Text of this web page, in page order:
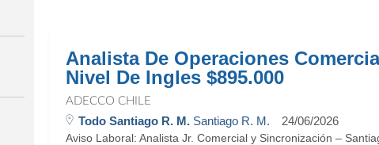
Analista De Operaciones
Nivel De Ingles $895.000
ADECCO CHILE
Todo Santiago R. M.Santiago R. M. 24/06/2026
Aviso Laboral: Analista Jr. Comercial y Sincronización –